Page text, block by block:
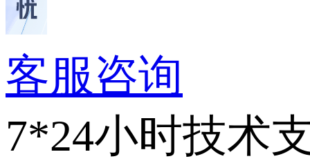
客服咨询
7*24小时技术